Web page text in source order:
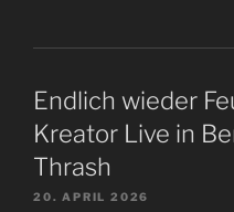
Endlich wieder
Kreator Live in
Thrash
20. APRIL 2026